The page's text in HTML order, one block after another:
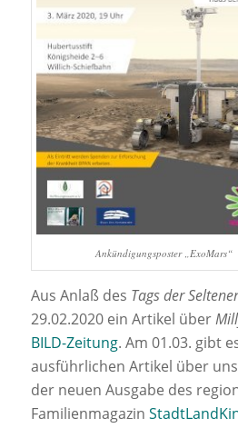
Ankündigungsposter „ExoMars“
Aus Anlaß des Tags der
29.02.2020 ein Artikel über
BILD-Zeitung. Am 01.03. gibt
ausführlichen Artikel über
der neuen Ausgabe des
Familienmagazin